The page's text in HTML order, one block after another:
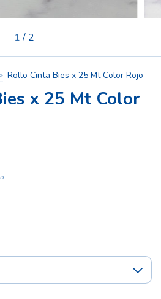
1/ 2
Rollo Cinta Bies x 25 Mt Color Rojo
x 25 Mt Color